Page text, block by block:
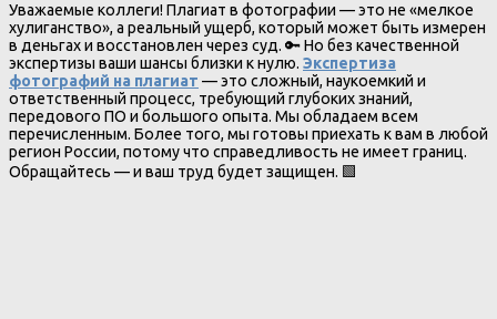
Уважаемые коллеги! Плагиат в фотографии — это не «мелкое
хулиганство», а реальный ущерб, который может быть измерен
в деньгах и восстановлен через суд. 🔑 Но без качественной
экспертизы ваши шансы близки к нулю. Экспертиза
фотографий на плагиат — это сложный, наукоемкий и
ответственный процесс, требующий глубоких знаний,
передового ПО и большого опыта. Мы обладаем всем
перечисленным. Более того, мы готовы приехать к вам в любой
регион России, потому что справедливость не имеет границ.
Обращайтесь — и ваш труд будет защищен. 🟩